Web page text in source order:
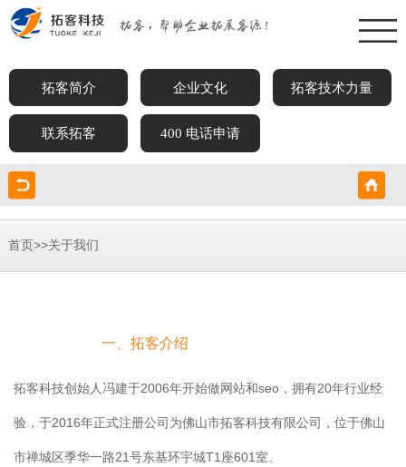
拓客简介 企业文化 拓客技术力量
联系拓客 400 电话申请
首页>>关于我们
一、拓客介绍
拓客科技创始人冯建于2006年开始做网站和seo，拥有20年行业经
验，于2016年正式注册公司为佛山市拓客科技有限公司，位于佛山
市禅城区季华一路21号东基环宇城T1座601室。